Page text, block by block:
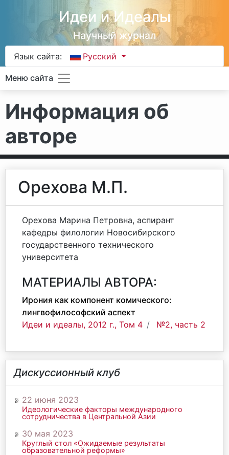
Идеи и Идеалы
Научный журнал
Язык сайта: Русский
Меню сайта
Информация об
авторе
Орехова М.П.
Орехова Марина Петровна, аспирант
кафедры филологии Новосибирского
государственного технического
университета
МАТЕРИАЛЫ АВТОРА:
Ирония как компонент комического:
лингвофилософский аспект
Идеи и идеалы, 2012 г., Том 4
№2, часть 2
Дискуссионный клуб
22 июня 2023
Идеологические факторы международного
сотрудничества в Центральной Азии
30 мая 2023
Круглый стол «Ожидаемые результаты
образовательной реформы»